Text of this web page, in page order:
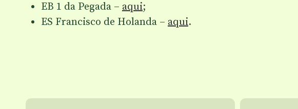
EB 1 da Pegada – aqui;
ES Francisco de Holanda – aqui.